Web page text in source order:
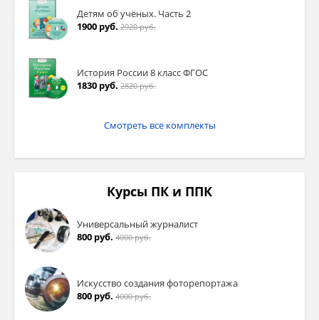
Детям об учёных. Часть 2
1900 руб. 2920 руб.
История России 8 класс ФГОС
1830 руб. 2820 руб.
Смотреть все комплекты
Курсы ПК и ППК
Универсальный журналист
800 руб. 4000 руб.
Искусство создания фоторепортажа
800 руб. 4000 руб.